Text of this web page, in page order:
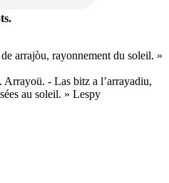
arrajòu, rayonnement du soleil. »
- Las bitz a l’arrayadiu,
au soleil. » Lespy